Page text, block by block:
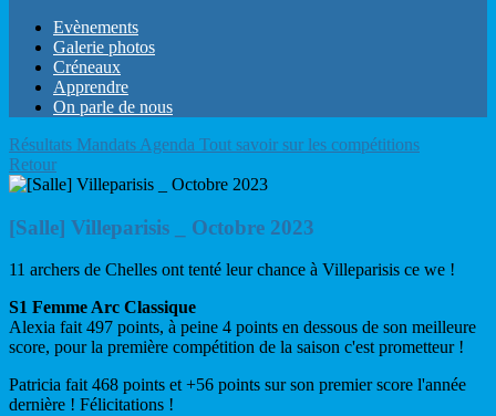
Evènements
Galerie photos
Créneaux
Apprendre
On parle de nous
Résultats Mandats Agenda Tout savoir sur les compétitions
Retour
[Salle] Villeparisis _ Octobre 2023
11 archers de Chelles ont tenté leur chance à Villeparisis ce we !
S1 Femme Arc Classique
Alexia fait 497 points, à peine 4 points en dessous de son meilleure
score, pour la première compétition de la saison c'est prometteur !
Patricia fait 468 points et +56 points sur son premier score l'année
dernière ! Félicitations !